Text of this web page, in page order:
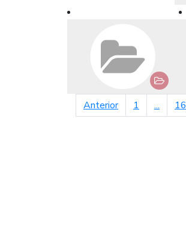
Anteriorpágina anterior
1 ... 16